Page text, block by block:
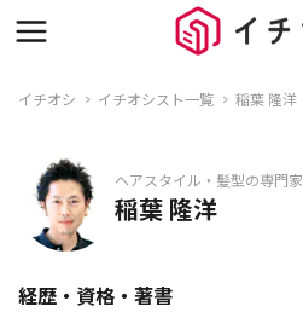
イチオシ イチオシスト一覧 稲葉 隆洋
ヘアスタイル・髪型の専門家
稲葉 隆洋
経歴・資格・著書